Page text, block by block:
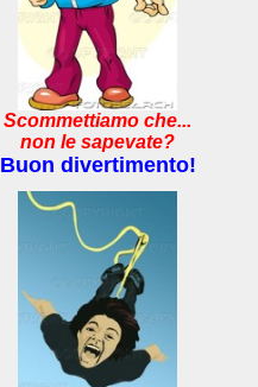
Scommettiamo che...
non le sapevate?
Buon divertimento!